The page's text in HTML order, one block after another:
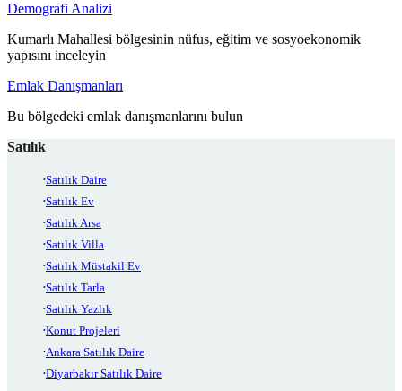
Demografi Analizi
Kumarlı Mahallesi bölgesinin nüfus, eğitim ve sosyoekonomik
yapısını inceleyin
Emlak Danışmanları
Bu bölgedeki emlak danışmanlarını bulun
Satılık
Satılık Daire
Satılık Ev
Satılık Arsa
Satılık Villa
Satılık Müstakil Ev
Satılık Tarla
Satılık Yazlık
Konut Projeleri
Ankara Satılık Daire
Diyarbakır Satılık Daire